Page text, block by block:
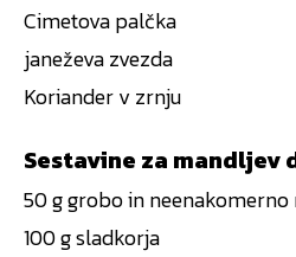
Cimetova palčka
janeževa zvezda
Koriander v zrnju
Sestavine za mandljev
50 g grobo in
100 g sladkorja